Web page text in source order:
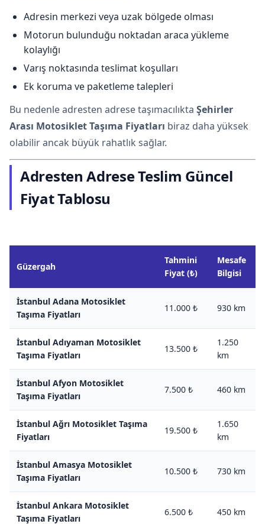
Adresin merkezi veya uzak bölgede olması
Motorun bulunduğu noktadan araca yükleme
kolaylığı
Varış noktasında teslimat koşulları
Ek koruma ve paketleme talepleri
Bu nedenle adresten adrese taşımacılıkta Şehirler
Arası Motosiklet Taşıma Fiyatları biraz daha yüksek
olabilir ancak büyük rahatlık sağlar.
Adresten Adrese Teslim Güncel
Fiyat Tablosu
Güzergah
Tahmini
Fiyat (₺)
Mesafe
Bilgisi
İstanbul Adana Motosiklet
Taşıma Fiyatları
11.000 ₺ 930 km
İstanbul Adıyaman Motosiklet
Taşıma Fiyatları
13.500 ₺
1.250
km
İstanbul Afyon Motosiklet
Taşıma Fiyatları
7.500 ₺ 460 km
İstanbul Ağrı Motosiklet Taşıma
Fiyatları
19.500 ₺
1.650
km
İstanbul Amasya Motosiklet
Taşıma Fiyatları
10.500 ₺ 730 km
İstanbul Ankara Motosiklet
Taşıma Fiyatları
6.500 ₺ 450 km